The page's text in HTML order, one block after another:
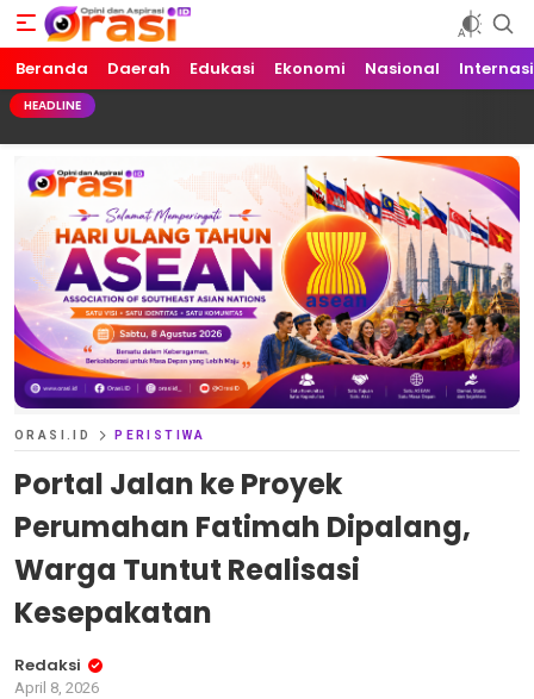
Orasi.ID
Opini dan Aspirasi!
Beranda Daerah Edukasi Ekonomi Nasional
HEADLINE
ORASI.ID PERISTIWA
Portal Jalan ke Proyek
Perumahan Fatimah Dipalang,
Warga Tuntut Realisasi
Kesepakatan
Redaksi
April 8, 2026